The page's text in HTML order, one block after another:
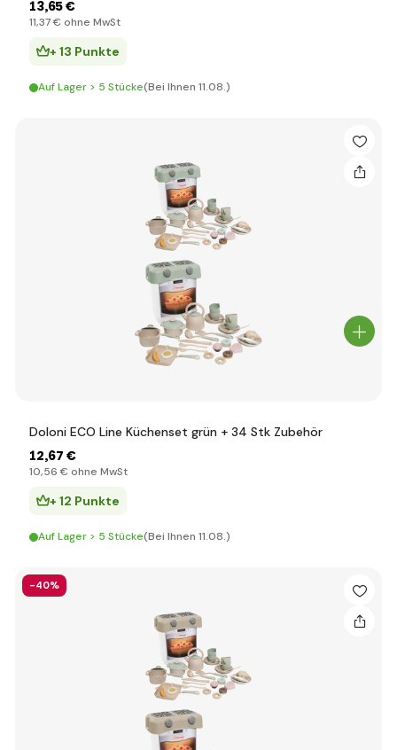
13,65 €
11,37 € ohne MwSt
+ 13 Punkte
Auf Lager > 5 Stücke(Bei Ihnen 11.08.)
Doloni ECO Line Küchenset grün + 34 Stk Zubehör
12,67 €
10,56 € ohne MwSt
+ 12 Punkte
Auf Lager > 5 Stücke(Bei Ihnen 11.08.)
-40%